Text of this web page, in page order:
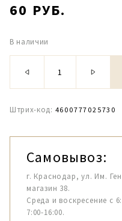
60 РУБ.
В наличии
Штрих-код: 4600777025730
Самовывоз:
г. Краснодар, ул. Им.
магазин 38.
Среда и воскресение с
7:00-16:00.